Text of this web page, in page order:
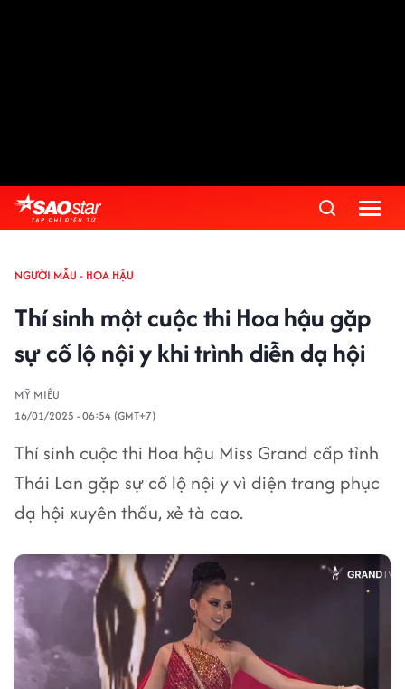
NGƯỜI MẪU - HOA HẬU
Thí sinh một cuộc thi Hoa hậu gặp
sự cố lộ nội y khi trình diễn dạ hội
MỸ MIỀU
16/01/2025 - 06:54 (GMT+7)
Thí sinh cuộc thi Hoa hậu Miss Grand cấp tỉnh
Thái Lan gặp sự cố lộ nội y vì diện trang phục
dạ hội xuyên thấu, xẻ tà cao.